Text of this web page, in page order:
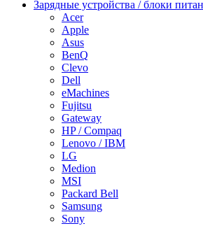
Зарядные устройства / блоки
Acer
Apple
Asus
BenQ
Clevo
Dell
eMachines
Fujitsu
Gateway
HP / Compaq
Lenovo / IBM
LG
Medion
MSI
Packard Bell
Samsung
Sony